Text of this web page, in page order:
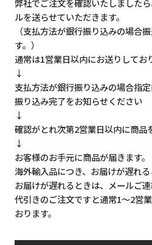
弊社でご注文を確認いたしました
ルを送らせていただきます。
（支払方法が銀行振り込みの場合
す。）
通常は1営業日以内にお送りしてお
↓
支払方法が銀行振り込みの場合指
振り込み完了をお知らせください
↓
確認がとれ次第2営業日以内に商品
↓
お客様のお手元に商品が届きます。
海外輸入品につき、お届けが遅れる
お届けが遅れるときは、メールご連
代引きのご注文ですと通常1～2営
おります。